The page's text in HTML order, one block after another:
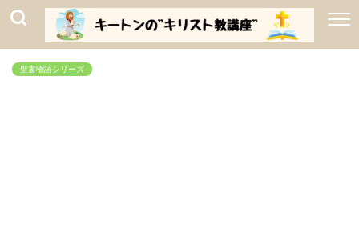
聖書物語シリーズ